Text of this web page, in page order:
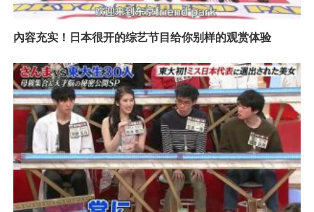
內容充实！日本很开的综艺节目给你别样的观赏体验